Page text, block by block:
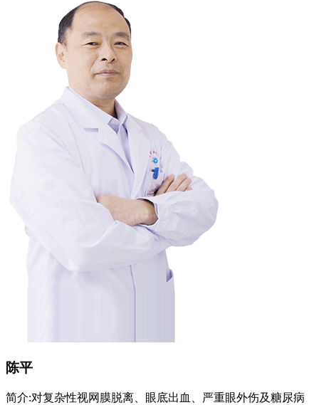
陈平
简介:对复杂性视网膜脱离、眼底出血、严重眼外伤及糖尿病